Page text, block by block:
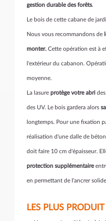
gestion durable des forêts.
Le bois de cette cabane de
Nous vous recommandons de
monter. Cette opération est à
l'extérieur du cabanon.
moyenne.
La lasure protège votre abri
des UV. Le bois gardera alors
longtemps. Pour une fixation
réalisation d'une dalle de
doit faire 10 cm d'épaisseur.
protection supplémentaire
en permettant de l'ancrer
LES PLUS PRODUIT